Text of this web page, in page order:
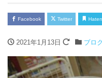
Facebook Twitter
2021年1月13日 ブロ